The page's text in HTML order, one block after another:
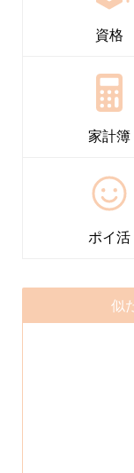
資格
家計簿
ポイ活
似